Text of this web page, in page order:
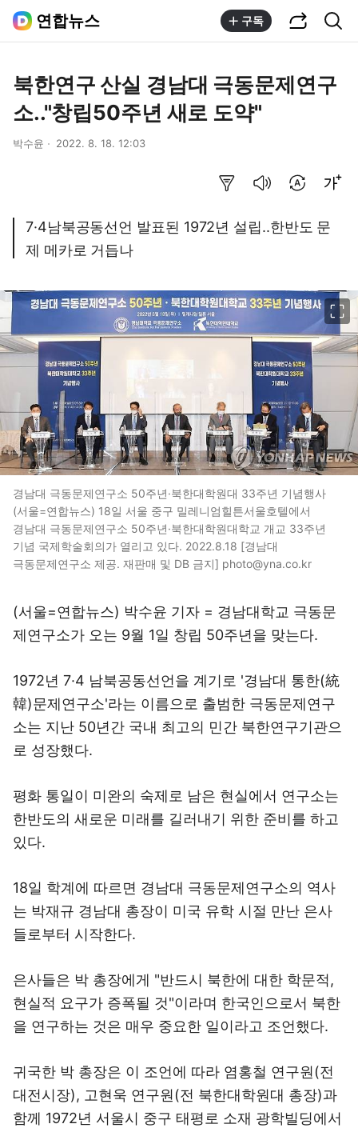
연합뉴스 구독
북한연구 산실 경남대 극동문제연구
소.."창립50주년 새로 도약"
박수윤 2022. 8. 18. 12:03
7·4남북공동선언 발표된 1972년 설립..한반도 문
제 메카로 거듭나
경남대 극동문제연구소 50주년·북한대학원대 33주년 기념행사
(서울=연합뉴스) 18일 서울 중구 밀레니엄힐튼서울호텔에서
경남대 극동문제연구소 50주년·북한대학원대학교 개교 33주년
기념 국제학술회의가 열리고 있다. 2022.8.18 [경남대
극동문제연구소 제공. 재판매 및 DB 금지] photo@yna.co.kr
(서울=연합뉴스) 박수윤 기자 = 경남대학교 극동문
제연구소가 오는 9월 1일 창립 50주년을 맞는다.
1972년 7·4 남북공동선언을 계기로 '경남대 통한(統
韓)문제연구소'라는 이름으로 출범한 극동문제연구
소는 지난 50년간 국내 최고의 민간 북한연구기관으
로 성장했다.
평화 통일이 미완의 숙제로 남은 현실에서 연구소는
한반도의 새로운 미래를 길러내기 위한 준비를 하고
있다.
18일 학계에 따르면 경남대 극동문제연구소의 역사
는 박재규 경남대 총장이 미국 유학 시절 만난 은사
들로부터 시작한다.
은사들은 박 총장에게 "반드시 북한에 대한 학문적,
현실적 요구가 증폭될 것"이라며 한국인으로서 북한
을 연구하는 것은 매우 중요한 일이라고 조언했다.
귀국한 박 총장은 이 조언에 따라 염홍철 연구원(전
대전시장), 고현욱 연구원(전 북한대학원대 총장)과
함께 1972년 서울시 중구 태평로 소재 광학빌딩에서